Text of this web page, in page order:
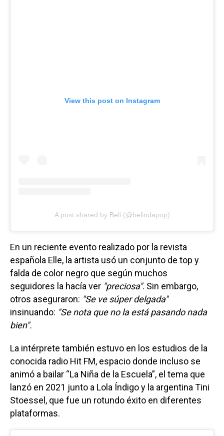
View this post on Instagram
A post shared by Beli (@belindapop)
En un reciente evento realizado por la revista
española Elle, la artista usó un conjunto de top y
falda de color negro que según muchos
seguidores la hacía ver "preciosa". Sin embargo,
otros aseguraron: "Se ve súper delgada"
insinuando: "Se nota que no la está pasando nada
bien".
La intérprete también estuvo en los estudios de la
conocida radio Hit FM, espacio donde incluso se
animó a bailar “La Niña de la Escuela”, el tema que
lanzó en 2021 junto a Lola Índigo y la argentina Tini
Stoessel, que fue un rotundo éxito en diferentes
plataformas.